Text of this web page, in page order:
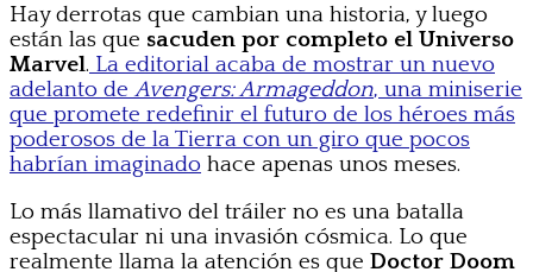
Hay derrotas que cambian una historia, y luego
están las que sacuden por completo el Universo
Marvel. La editorial acaba de mostrar un nuevo
adelanto deAvengers: Armageddon, una miniserie
que promete redefinir el futuro de los héroes más
poderosos de la Tierra con un giro que pocos
habrían imaginado hace apenas unos meses.
Lo más llamativo del tráiler no es una batalla
espectacular ni una invasión cósmica. Lo que
realmente llama la atención es que Doctor Doom